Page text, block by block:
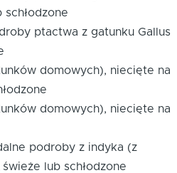
ptactwa z gatunku Gallus
domowych), niecięte na
domowych), niecięte na
podroby z indyka (z
lub schłodzone